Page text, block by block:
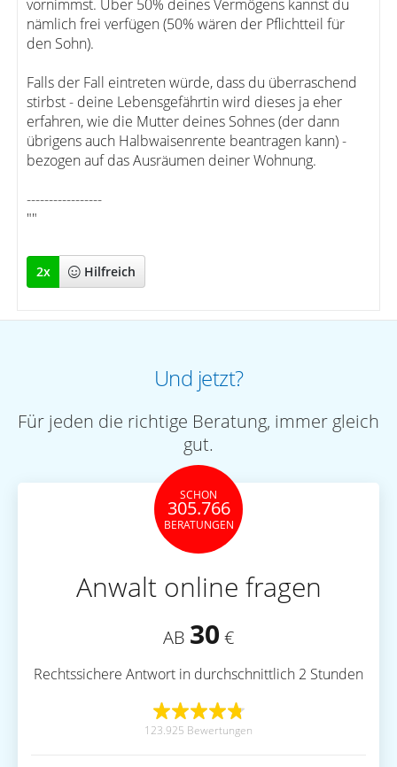
vornimmst. Über 50% deines Vermögens kannst du
nämlich frei verfügen (50% wären der Pflichtteil für
den Sohn).
Falls der Fall eintreten würde, dass du überraschend
stirbst - deine Lebensgefährtin wird dieses ja eher
erfahren, wie die Mutter deines Sohnes (der dann
übrigens auch Halbwaisenrente beantragen kann) -
bezogen auf das Ausräumen deiner Wohnung.
-----------------
""
2x Hilfreich
Und jetzt?
Für jeden die richtige Beratung, immer gleich
gut.
SCHON
305.766
BERATUNGEN
Anwalt online fragen
AB 30 €
Rechtssichere Antwort in durchschnittlich 2 Stunden
123.925 Bewertungen